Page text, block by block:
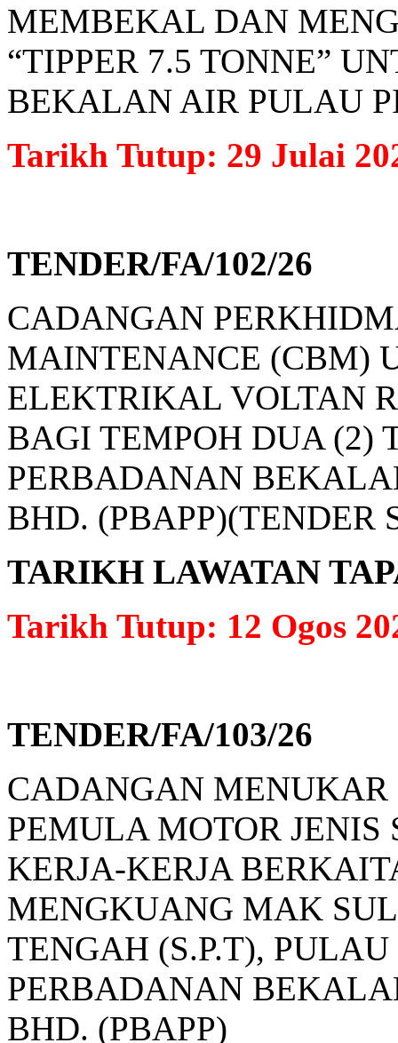
MEMBEKAL DAN
“TIPPER 7.5 TONNE”
BEKALAN AIR PULAU
Tarikh Tutup: 29 Julai
TENDER/FA/102/26
CADANGAN
MAINTENANCE (CBM)
ELEKTRIKAL VOLTAN
BAGI TEMPOH DUA (2)
PERBADANAN
BHD. (PBAPP)(TENDER
TARIKH LAWATAN
Tarikh Tutup: 12 Ogos
TENDER/FA/103/26
CADANGAN
PEMULA MOTOR JENIS
KERJA-KERJA
MENGKUANG MAK
TENGAH (S.P.T),
PERBADANAN
BHD. (PBAPP)